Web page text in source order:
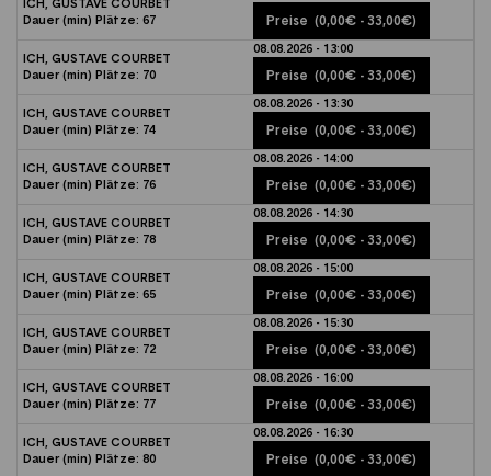
ICH, GUSTAVE COURBET
Dauer (min) Plätze: 67 Preise (0,00€ - 33,00€)
ICH, GUSTAVE COURBET
Dauer (min) Plätze: 70
08.08.2026 - 13:00
Preise (0,00€ - 33,00€)
ICH, GUSTAVE COURBET
Dauer (min) Plätze: 74
08.08.2026 - 13:30
Preise (0,00€ - 33,00€)
ICH, GUSTAVE COURBET
Dauer (min) Plätze: 76
08.08.2026 - 14:00
Preise (0,00€ - 33,00€)
ICH, GUSTAVE COURBET
Dauer (min) Plätze: 78
08.08.2026 - 14:30
Preise (0,00€ - 33,00€)
ICH, GUSTAVE COURBET
Dauer (min) Plätze: 65
08.08.2026 - 15:00
Preise (0,00€ - 33,00€)
ICH, GUSTAVE COURBET
Dauer (min) Plätze: 72
08.08.2026 - 15:30
Preise (0,00€ - 33,00€)
ICH, GUSTAVE COURBET
Dauer (min) Plätze: 77
08.08.2026 - 16:00
Preise (0,00€ - 33,00€)
ICH, GUSTAVE COURBET
Dauer (min) Plätze: 80
08.08.2026 - 16:30
Preise (0,00€ - 33,00€)